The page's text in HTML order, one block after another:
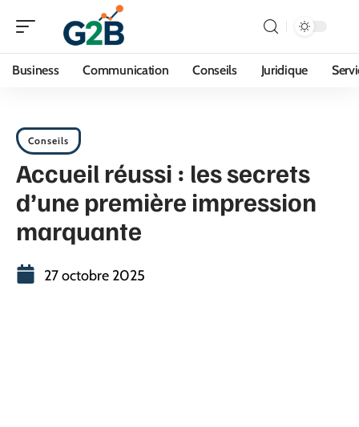
Business Communication Conseils Juridique
Conseils
Accueil réussi : les secrets
d’une première impression
marquante
27 octobre 2025